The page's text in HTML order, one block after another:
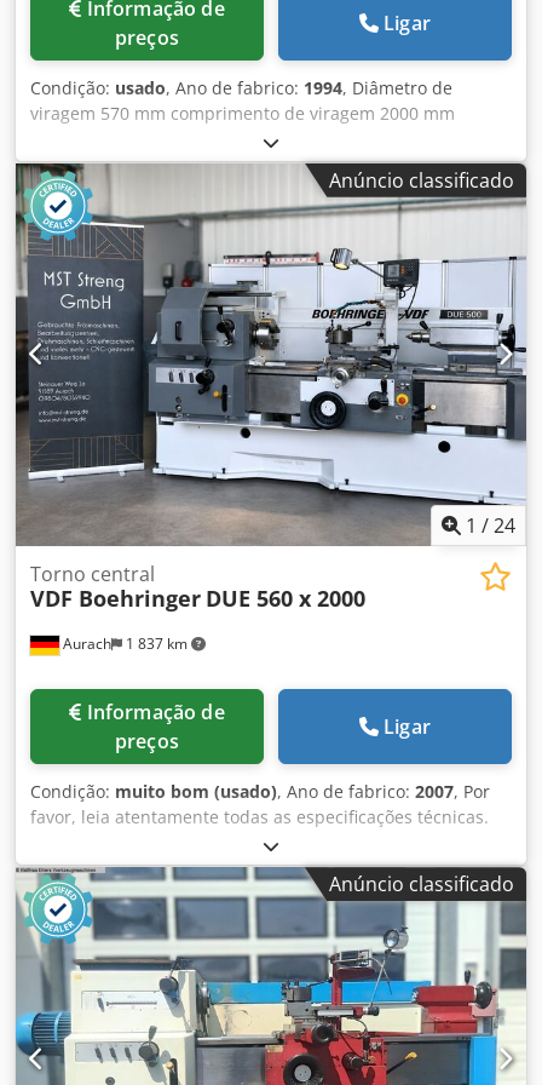
sob energia.
preços
Ligar
Condição: usado, Ano de fabrico: 1994, Diâmetro de
viragem 570 mm comprimento de viragem 2000 mm
Controlo Sinumerik 805 Siemens Diâmetro máximo de
viragem através do carro frontal 365 mm Velocidades do
fuso principal: 3-2.500 rpm Potência de acionamento do
fuso principal 15/19 kW Furo do fuso 62 mm Cabeça do
fuso DIN 55027 No.8 Suporte do cabeçote móvel MK 5
Curso da fresa 190 mm Diâmetro da fresa 80 mm
Codpfxou Sbkge Acljrf Gama de avanços - longitudinal e
transversal 0,01-50 mm/u Potência total necessária 50 KVA
Peso da máquina aprox. 5 toneladas Espaço necessário
aprox. m Incl. mandril bifurcado F315 Incl. 6 pçs. de
suportes multifixos Incl. 1 peça de apoio fixo fechado Incl.
1 pç. de apoio fixo aberto
Anúncio classificado
1 /24
Aurach 1 837 km
Torno central
VDF Boehringer DUE 560 x 2000
preços
Ligar
Condição: muito bom (usado), Ano de fabrico: 2007, Por
favor, leia atentamente todas as especificações técnicas.
Se esta máquina for uma opção de investimento para si,
solicitamos que nos forneça a sua identificação completa,
com um número de telefone e um endereço de e-mail
corretos, para que possamos apresentar uma proposta. !!!
ESTA MÁQUINA ESTÁ ATUALMENTE EM FASE DE REVISÃO !!!
AS IMAGENS NÃO CORRESPONDEM À MÁQUINA
OFERECIDA, MAS SIM A UMA MÁQUINA REVISADA
RECENTEMENTE, COM UM CURSO DE TORNO MAIS CURTO
!!! Aqui, oferecemos uma torno de precisão
excecionalmente bom. Esta máquina é, provavelmente, a
Anúncio classificado